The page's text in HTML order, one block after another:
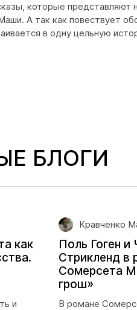
которые представляют
А так как повествует
в одну цельную
БЛОГИ
как
и
Кравченко
Поль Гоген и
Стрикленд в
Сомерсета
грош»
В романе